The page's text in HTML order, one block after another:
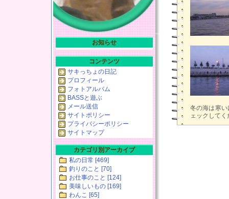
冬の海は寒
ェックして
お知らせ
コンテンツ
サキっちょの日記
プロフィール
フォトアルバム
BASSと遊ぶ
メール送信
サイトポリシー
プライバシーポリシー
サイトマップ
カテゴリ別アーカイブ
私の日常 [469]
釣りのこと [70]
お仕事のこと [124]
美味しいもの [169]
わんこ [65]